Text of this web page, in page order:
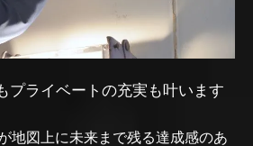
プライベートの充実も叶います
地図上に未来まで残る達成感のあ